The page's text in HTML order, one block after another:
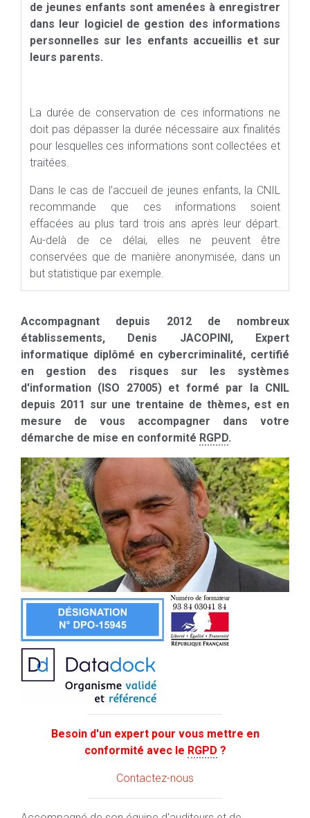
de jeunes enfants sont amenées à enregistrer
dans leur logiciel de gestion des informations
personnelles sur les enfants accueillis et sur
leurs parents.
La durée de conservation de ces informations ne
doit pas dépasser la durée nécessaire aux finalités
pour lesquelles ces informations sont collectées et
traitées.
Dans le cas de l’accueil de jeunes enfants, la CNIL
recommande que ces informations soient
effacées au plus tard trois ans après leur départ.
Au-delà de ce délai, elles ne peuvent être
conservées que de manière anonymisée, dans un
but statistique par exemple.
Accompagnant depuis 2012 de nombreux
établissements, Denis JACOPINI, Expert
informatique diplômé en cybercriminalité, certifié
en gestion des risques sur les systèmes
d'information (ISO 27005) et formé par la CNIL
depuis 2011 sur une trentaine de thèmes, est en
mesure de vous accompagner dans votre
démarche de mise en conformité RGPD.
Besoin d'un expert pour vous mettre en
conformité avec le RGPD ?
Contactez-nous